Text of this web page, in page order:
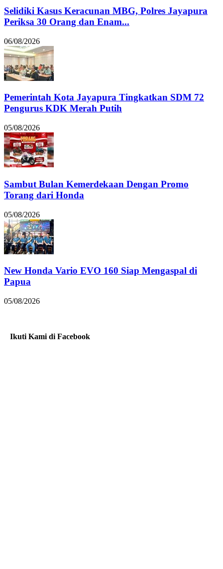
Selidiki Kasus Keracunan MBG, Polres Jayapura
Periksa 30 Orang dan Enam...
06/08/2026
Pemerintah Kota Jayapura Tingkatkan SDM 72
Pengurus KDK Merah Putih
05/08/2026
Sambut Bulan Kemerdekaan Dengan Promo
Torang dari Honda
05/08/2026
New Honda Vario EVO 160 Siap Mengaspal di
Papua
05/08/2026
Ikuti Kami di Facebook